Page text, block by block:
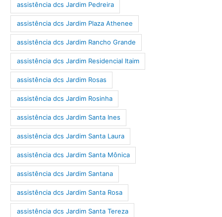
assistência dcs Jardim Pedreira
assistência dcs Jardim Plaza Athenee
assistência dcs Jardim Rancho Grande
assistência dcs Jardim Residencial Itaim
assistência dcs Jardim Rosas
assistência dcs Jardim Rosinha
assistência dcs Jardim Santa Ines
assistência dcs Jardim Santa Laura
assistência dcs Jardim Santa Mônica
assistência dcs Jardim Santana
assistência dcs Jardim Santa Rosa
assistência dcs Jardim Santa Tereza